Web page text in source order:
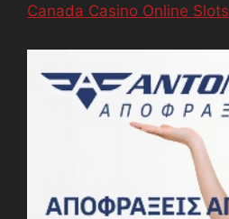
Canada Casino Online Slots